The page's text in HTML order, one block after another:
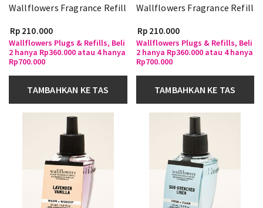
Wallflowers Fragrance Refill
Rp 210.000
Wallflowers Plugs & Refills, Beli
2 hanya Rp360.000 atau 4 hanya
Rp700.000
TAMBAHKAN KE TAS
Wallflowers Fragrance Refill
Rp 210.000
Wallflowers Plugs & Refills, Beli
2 hanya Rp360.000 atau 4 hanya
Rp700.000
TAMBAHKAN KE TAS